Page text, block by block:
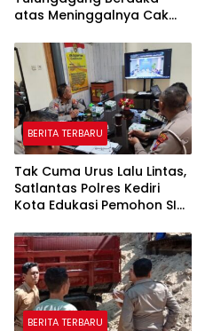
atas Meninggalnya Cak
“Beliau Pejuang Keadilan
yang Vokal”
BERITA TERBARU
Tak Cuma Urus Lalu Lintas,
Satlantas Polres Kediri
Kota Edukasi Pemohon SIM
Pelatihan AI
BERITA TERBARU